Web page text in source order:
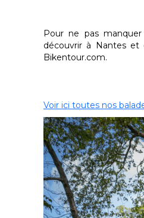
Pour ne pas
découvrir à Nantes et
Bikentour.com.
Voir ici toutes nos